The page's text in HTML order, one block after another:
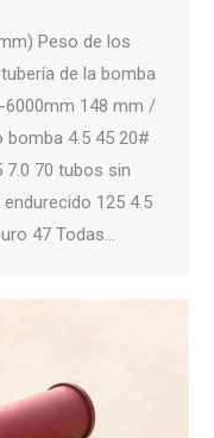
Peso de los
de la bomba
6000mm 148 mm /
bomba 4.5 45 20#
7.0 70 tubos sin
125 4.5
47 Todas…